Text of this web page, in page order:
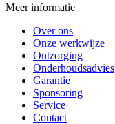
Meer informatie
Over ons
Onze werkwijze
Ontzorging
Onderhoudsadvies
Garantie
Sponsoring
Service
Contact